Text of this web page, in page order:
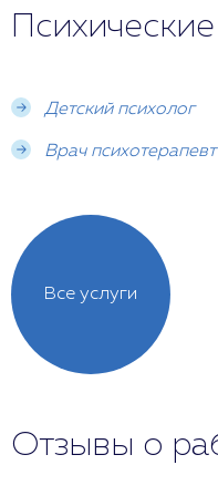
Детский психолог
Врач психотерапевт
Все услуги
Отзывы о